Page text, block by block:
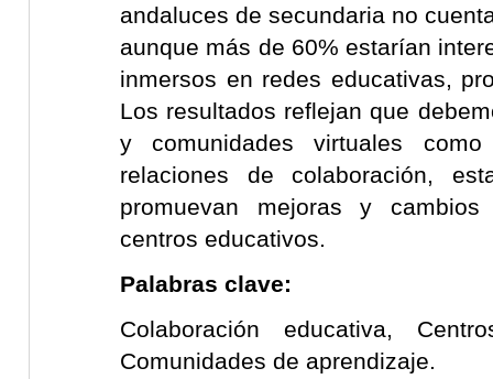
andaluces de secundaria no
aunque más de 60% estarían
inmersos en redes educativas,
Los resultados reflejan que
y comunidades virtuales
relaciones de colaboración,
promuevan mejoras y
centros educativos.
Palabras clave:
Colaboración educativa,
Comunidades de aprendizaje.